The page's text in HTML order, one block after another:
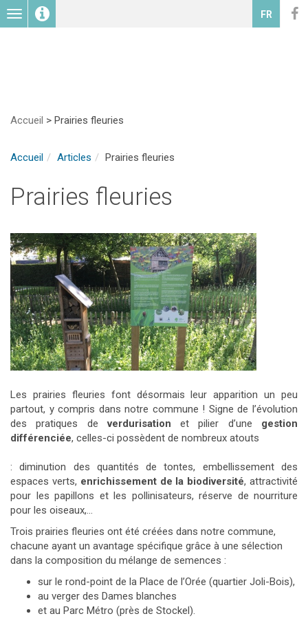
Toggle
navigation
FR
Accueil > Prairies fleuries
Accueil Articles Prairies fleuries
Prairies fleuries
Les prairies fleuries font désormais leur apparition un peu
partout, y compris dans notre commune ! Signe de l’évolution
des pratiques deverdurisation et pilier d’une gestion
différenciée, celles-ci possèdent de nombreux atouts
: diminution des quantités de tontes, embellissement des
espaces verts, enrichissement de la biodiversité, attractivité
pour les papillons et les pollinisateurs, réserve de nourriture
pour les oiseaux,…
Trois prairies fleuries ont été créées dans notre commune,
chacune ayant un avantage spécifique grâce à une sélection
dans la composition du mélange de semences :
sur le rond-point de la Place de l’Orée (quartier Joli-Bois),
au verger des Dames blanches
et au Parc Métro (près de Stockel).